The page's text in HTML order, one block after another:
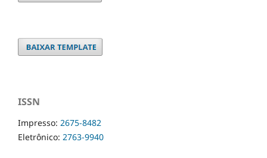
ISSN
Impresso: 2675-8482
Eletrônico: 2763-9940